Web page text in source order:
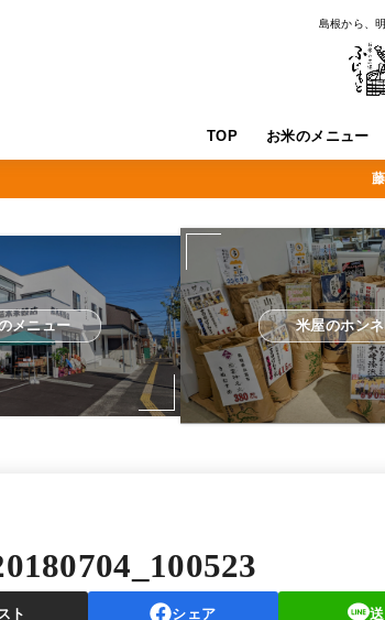
島根から、
TOP お米のメニュー
メニュー 米屋のホンネ
ト シェア